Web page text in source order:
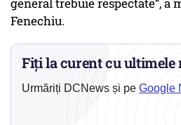
general trebuie respectate”, a
Fenechiu.
Fiți la curent cu ultimele
Urmăriți DCNews și pe Google